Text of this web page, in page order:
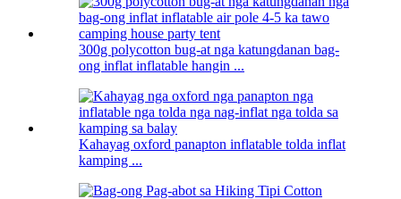
300g polycotton bug-at nga katungdanan bag-
ong inflat inflatable hangin ...
Kahayag oxford panapton inflatable tolda inflat
kamping ...